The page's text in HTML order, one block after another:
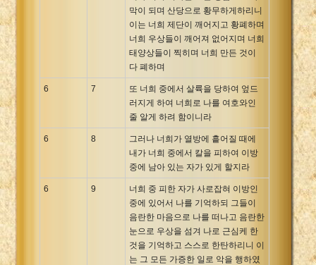
막이 되며 산당으로 황무하게하리니
이는 너희 제단이 깨어지고 황폐하며
너희 우상들이 깨어져 없어지며 너희
태양상들이 찍히며 너희 만든 것이
다 폐하며
6 7
또 너희 중에서 살륙을 당하여 엎드
러지게 하여 너희로 나를 여호와인
줄 알게 하려 함이니라
6 8
그러나 너희가 열방에 흩어질 때에
내가 너희 중에서 칼을 피하여 이방
중에 남아 있는 자가 있게 할지라
6 9
너희 중 피한 자가 사로잡혀 이방인
중에 있어서 나를 기억하되 그들이
음란한 마음으로 나를 떠나고 음란한
눈으로 우상을 섬겨 나로 근심케 한
것을 기억하고 스스로 한탄하리니 이
는 그 모든 가증한 일로 악을 행하였